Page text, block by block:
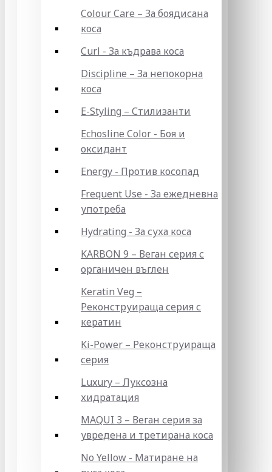
Colour Care – За боядисана
коса
Curl - За къдрава коса
Discipline – За непокорна
коса
E-Styling – Стилизанти
Echosline Color - Боя и
оксидант
Energy - Против косопад
Frequent Use - За ежедневна
употреба
Hydrating - За суха коса
KARBON 9 – Веган серия с
органичен въглен
Keratin Veg –
Реконструираща серия с
кератин
Ki-Power – Реконструираща
серия
Luxury – Луксозна
хидратация
MAQUI 3 – Веган серия за
увредена и третирана коса
No Yellow - Матиране на